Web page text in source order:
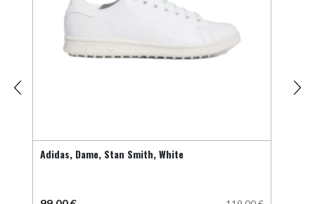
Adidas, Dame, Stan Smith, White